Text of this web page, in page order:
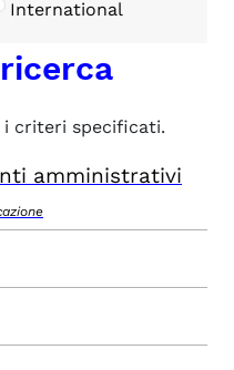
International
i criteri specificati.
amministrativi